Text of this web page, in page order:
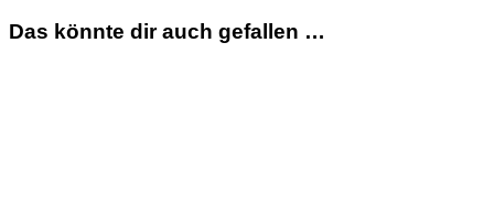
Das könnte dir auch gefallen …